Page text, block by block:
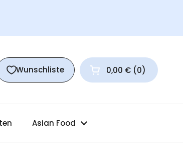
Wunschliste Warenkorb öffnen
0,00 € 0
Asian Food